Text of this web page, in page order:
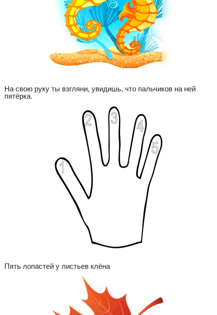
На свою руку ты взгляни, увидишь, что пальчиков на ней
пятёрка.
Пять лопастей у листьев клёна